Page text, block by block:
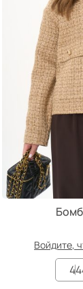
Войдите,
44